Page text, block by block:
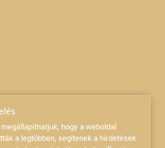
hogy a weboldal
a legtöbben, segítenek a hirdetések